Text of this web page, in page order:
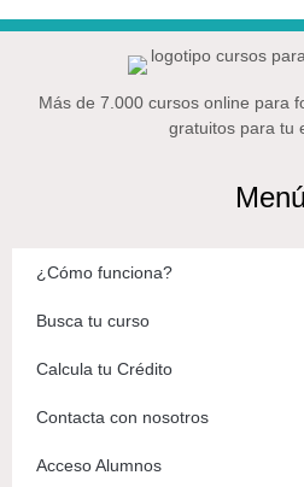
Más de 7.000 cursos online para
gratuitos para tu
Menú
¿Cómo funciona?
Busca tu curso
Calcula tu Crédito
Contacta con nosotros
Acceso Alumnos